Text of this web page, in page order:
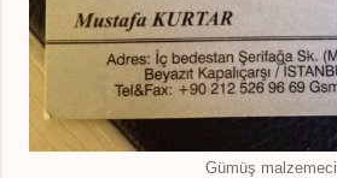
Gümüş malzemeci